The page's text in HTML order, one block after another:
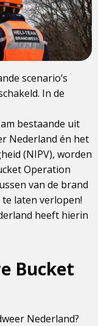
scenario’s
In de
bestaande uit
Nederland én het
(NIPV), worden
Operation
van de brand
laten verlopen!
heeft hierin
Bucket
Nederland?